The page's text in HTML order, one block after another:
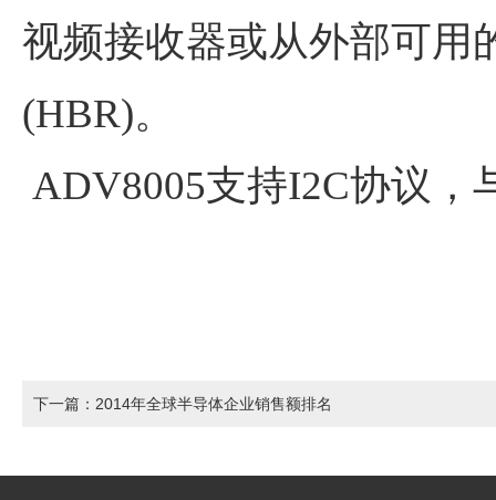
视频接收器或从外部可用
(HBR)。
ADV8005支持I2C协议，
下一篇：2014年全球半导体企业销售额排名